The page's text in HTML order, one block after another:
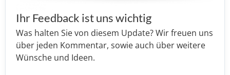
Ihr Feedback ist uns wichtig
Was halten Sie von diesem Update? Wir freuen uns
über jeden Kommentar, sowie auch über weitere
Wünsche und Ideen.